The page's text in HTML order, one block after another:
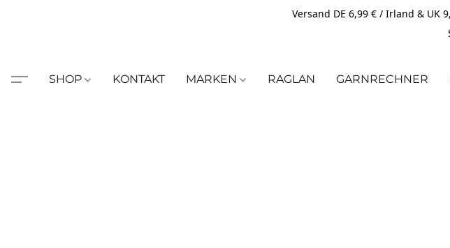
Versand DE 6,99 € / Irland & UK
SHOP KONTAKT MARKEN RAGLAN GARNRECHNER